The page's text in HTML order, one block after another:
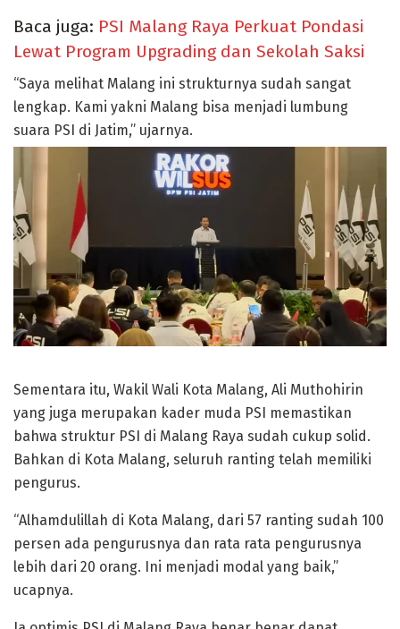
Baca juga: PSI Malang Raya Perkuat Pondasi
Lewat Program Upgrading dan Sekolah Saksi
“Saya melihat Malang ini strukturnya sudah sangat
lengkap. Kami yakni Malang bisa menjadi lumbung
suara PSI di Jatim,” ujarnya.
Sementara itu, Wakil Wali Kota Malang, Ali Muthohirin
yang juga merupakan kader muda PSI memastikan
bahwa struktur PSI di Malang Raya sudah cukup solid.
Bahkan di Kota Malang, seluruh ranting telah memiliki
pengurus.
“Alhamdulillah di Kota Malang, dari 57 ranting sudah 100
persen ada pengurusnya dan rata rata pengurusnya
lebih dari 20 orang. Ini menjadi modal yang baik,”
ucapnya.